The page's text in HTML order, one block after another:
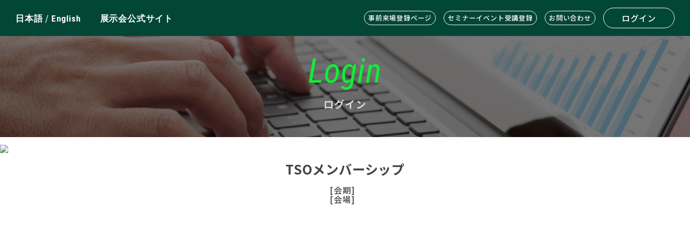
日本語/ English 展示会公式サイト 事前来場登録ページ セミナーイベント受講登録 お問い合わせ ログイン
Login
ログイン
TSOメンバーシップ
[会期]
[会場]